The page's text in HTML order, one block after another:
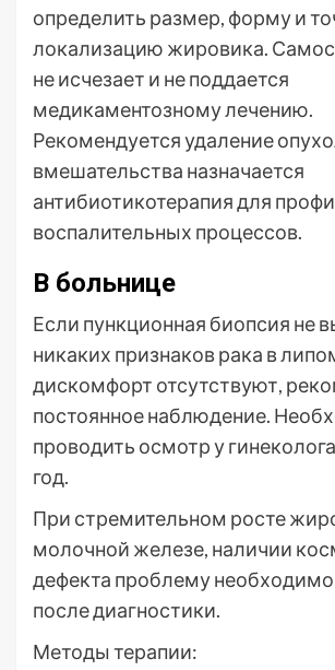
определить размер, форму и
локализацию жировика.
не исчезает и не поддается
медикаментозному лечению.
Рекомендуется удаление
вмешательства назначается
антибиотикотерапия для
воспалительных процессов.
В больнице
Если пункционная биопсия не
никаких признаков рака в
дискомфорт отсутствуют,
постоянное наблюдение.
проводить осмотр у
год.
При стремительном росте
молочной железе, наличии
дефекта проблему необходимо
после диагностики.
Методы терапии: